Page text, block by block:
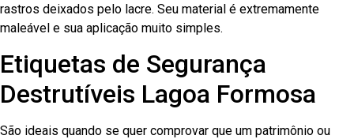
rastros deixados pelo lacre. Seu material é extremamente
maleável e sua aplicação muito simples.
Etiquetas de Segurança
Destrutíveis Lagoa Formosa
São ideais quando se quer comprovar que um patrimônio ou